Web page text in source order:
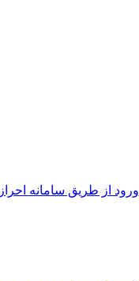
ورود از طريق سامانه